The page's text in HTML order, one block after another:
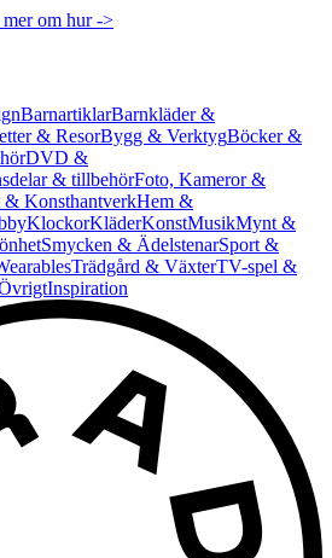
om hur ->
BarnartiklarBarnkläder &
& ResorBygg & VerktygBöcker &
DVD &
& tillbehörFoto, Kameror &
& KonsthantverkHem &
KlockorKläderKonstMusikMynt &
Smycken & ÄdelstenarSport &
Trädgård & VäxterTV-spel &
Inspiration